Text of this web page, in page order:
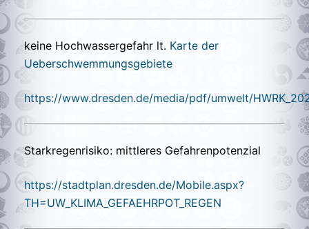
keine Hochwassergefahr lt. Karte der
Ueberschwemmungsgebiete
https://www.dresden.de/media/pdf/umwelt/
Starkregenrisiko: mittleres Gefahrenpotenzial
https://stadtplan.dresden.de/Mobile.aspx?
TH=UW_KLIMA_GEFAEHRPOT_REGEN